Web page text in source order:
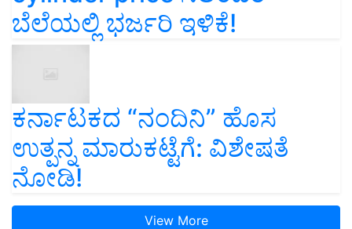
ಬೆಲೆಯಲ್ಲಿ ಭರ್ಜರಿ ಇಳಿಕೆ!
ಕರ್ನಾಟಕದ “ನಂದಿನಿ” ಹೊಸ
ಉತ್ಪನ್ನ ಮಾರುಕಟ್ಟೆಗೆ: ವಿಶೇಷತೆ
ನೋಡಿ!
View More